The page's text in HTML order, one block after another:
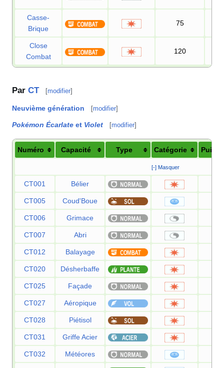
Casse-
Brique
75
Close
Combat
120
Par CT [modifier]
Neuvième génération [modifier]
Pokémon Écarlate et Violet [modifier]
Numéro Capacité Type Catégorie
[-] Masquer
CT001 Bélier
CT005 Coud'Boue
CT006 Grimace
CT007 Abri
CT012 Balayage
CT020 Désherbaffe
CT025 Façade
CT027 Aéropique
CT028 Piétisol
CT031 Griffe Acier
CT032 Météores